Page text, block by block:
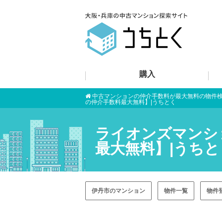
購入
中古マンションの仲介手数料が最大無料の物件
の仲介手数料最大無料】|うちとく
ライオンズマン
最大無料】|うち
伊丹市のマンション 物件一覧 物件